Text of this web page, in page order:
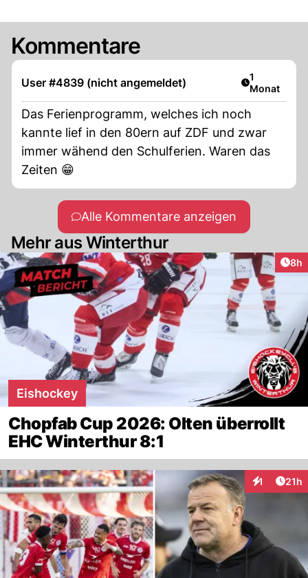
Kommentare
User #4839 (nicht angemeldet) Artikel
1
Monat
Das Ferienprogramm, welches ich noch
kannte lief in den 80ern auf ZDF und zwar
immer wähend den Schulferien. Waren das
Zeiten 😁
Alle Kommentare anzeigen
Mehr aus Winterthur
8h
Eishockey
Chopfab Cup 2026: Olten überrollt
EHC Winterthur 8:1
1 21h